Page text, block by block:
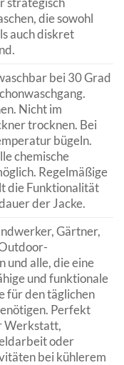
die sowohl
auch diskret
bei 30 Grad
Nicht im
trocknen. Bei
bügeln.
chemische
Regelmäßige
die Funktionalität
der Jacke.
Gärtner,
und alle, die eine
und funktionale
für den täglichen
Perfekt
Werkstatt,
oder
bei kühlerem